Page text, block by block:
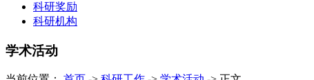
科研奖励
科研机构
学术活动